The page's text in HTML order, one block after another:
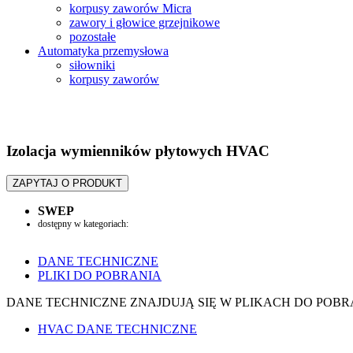
korpusy zaworów Micra
zawory i głowice grzejnikowe
pozostałe
Automatyka przemysłowa
siłowniki
korpusy zaworów
Izolacja wymienników płytowych HVAC
ZAPYTAJ O PRODUKT
SWEP
dostępny w kategoriach:
DANE TECHNICZNE
PLIKI DO POBRANIA
DANE TECHNICZNE ZNAJDUJĄ SIĘ W PLIKACH DO
HVAC DANE TECHNICZNE